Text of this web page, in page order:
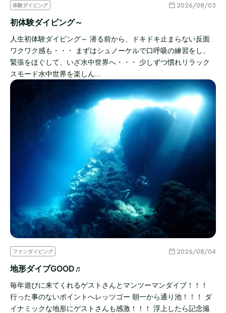
体験ダイビング 2026/08/05
初体験ダイビング～
人生初体験ダイビング～ 潜る前から、ドキドキ止まらない反面
ワクワク感も・・・ まずはシュノーケルで口呼吸の練習をし、
緊張をほぐして、いざ水中世界へ・・・ 少しずつ慣れリラック
スモード水中世界を楽しん…
ファンダイビング 2026/08/04
地形ダイブGOOD♬
毎年遊びに来てくれるゲストさんとマンツーマンダイブ！！！
行った事のないポイントへレッツゴー 朝一から通り池！！！ ダ
イナミックな地形にゲストさんも感激！！！ 浮上したら記念撮